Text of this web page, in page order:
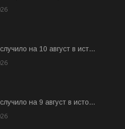
на 10 август в ист...
на 9 август в исто...